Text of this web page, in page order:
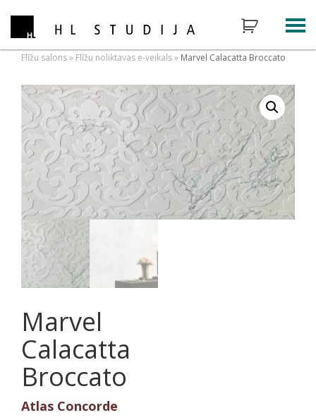
Flīžu salons» Flīžu noliktavas e-veikals» Marvel Calacatta Broccato
Marvel
Calacatta
Broccato
Atlas Concorde